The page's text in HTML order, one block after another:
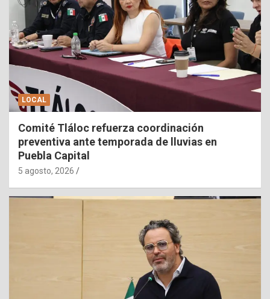
LOCAL
Comité Tláloc refuerza coordinación
preventiva ante temporada de lluvias en
Puebla Capital
5 agosto, 2026